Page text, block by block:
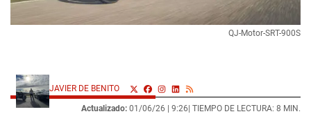
QJ-Motor-SRT-900S
JAVIER DE BENITO
Actualizado: 01/06/26 | 9:26| TIEMPO DE LECTURA: 8 MIN.